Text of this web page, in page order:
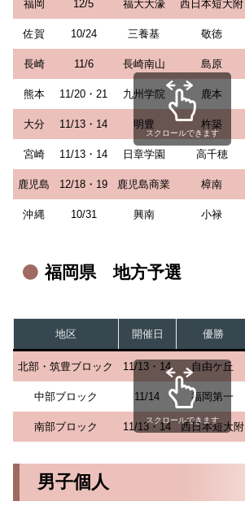
福岡 12/5 福大大濠 西日本短大附
佐賀 10/24 三養基 敬徳
長崎 11/6 長崎南山 島原
熊本 11/20・21 九州学院 鹿本
大分 11/13・14 明豊 杵築
宮崎 11/13・14 日章学園 高千穂
鹿児島 12/18・19 鹿児島商業 樟南
沖縄 10/31 興南 小禄
スクロールできます
福岡県 地方予選
地区 開催日 優勝
北部・筑豊ブロック 11/13・14 自由ケ丘
中部ブロック 11/14 福岡第一
南部ブロック 11/13・14 西日本短大附
スクロールできます
男子個人